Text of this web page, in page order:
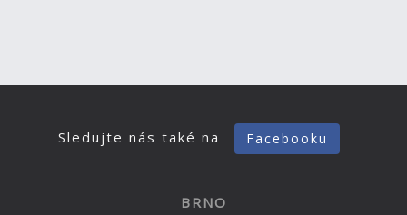
Sledujte nás také na Facebooku
BRNO